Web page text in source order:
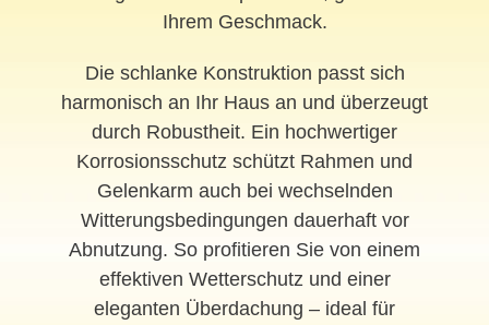
Ihrem Geschmack.
Die schlanke Konstruktion passt sich
harmonisch an Ihr Haus an und überzeugt
durch Robustheit. Ein hochwertiger
Korrosionsschutz schützt Rahmen und
Gelenkarm auch bei wechselnden
Witterungsbedingungen dauerhaft vor
Abnutzung. So profitieren Sie von einem
effektiven Wetterschutz und einer
eleganten Überdachung – ideal für